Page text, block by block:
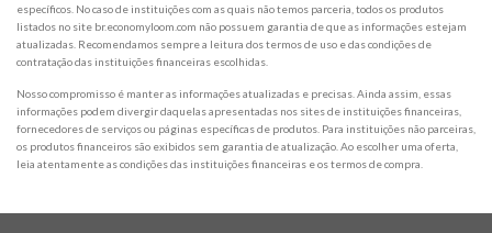
específicos. No caso de instituições com as quais não temos parceria, todos os produtos
listados no site br.economyloom.com não possuem garantia de que as informações estejam
atualizadas. Recomendamos sempre a leitura dos termos de uso e das condições de
contratação das instituições financeiras escolhidas.
Nosso compromisso é manter as informações atualizadas e precisas. Ainda assim, essas
informações podem divergir daquelas apresentadas nos sites de instituições financeiras,
fornecedores de serviços ou páginas específicas de produtos. Para instituições não parceiras,
os produtos financeiros são exibidos sem garantia de atualização. Ao escolher uma oferta,
leia atentamente as condições das instituições financeiras e os termos de compra.